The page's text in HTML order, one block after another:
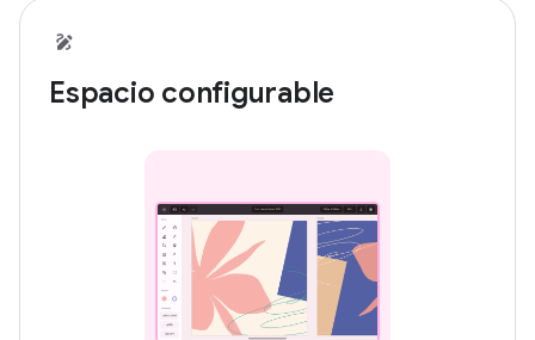
Espacio configurable